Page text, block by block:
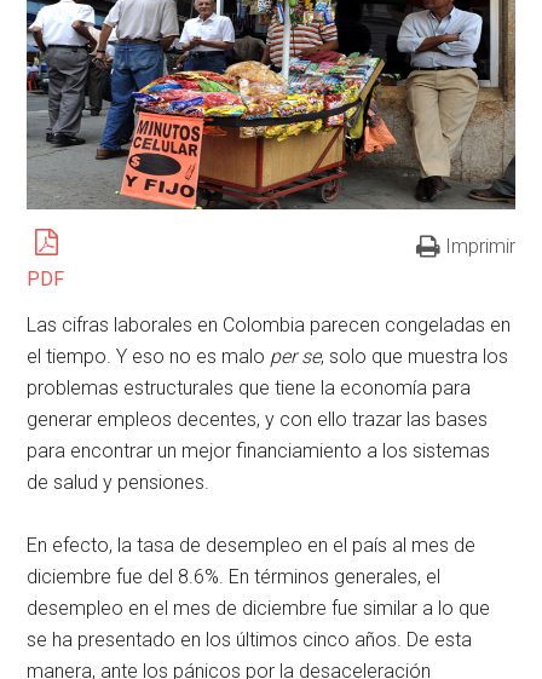
PDF
Imprimir
Las cifras laborales en Colombia parecen congeladas en
el tiempo. Y eso no es malo per se, solo que muestra los
problemas estructurales que tiene la economía para
generar empleos decentes, y con ello trazar las bases
para encontrar un mejor financiamiento a los sistemas
de salud y pensiones.
En efecto, la tasa de desempleo en el país al mes de
diciembre fue del 8.6%. En términos generales, el
desempleo en el mes de diciembre fue similar a lo que
se ha presentado en los últimos cinco años. De esta
manera, ante los pánicos por la desaceleración